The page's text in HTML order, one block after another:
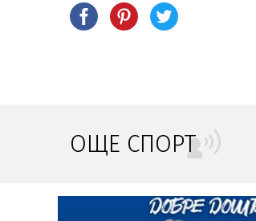
ОЩЕ СПОРТ